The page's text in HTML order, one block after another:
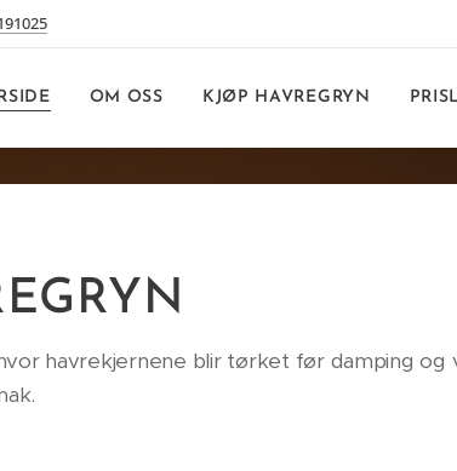
OM OSS KJØP HAVREGRYN
havrekjernene blir tørket før damping og